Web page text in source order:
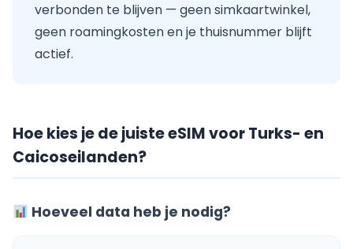
verbonden te blijven — geen simkaartwinkel,
geen roamingkosten en je thuisnummer blijft
actief.
Hoe kies je de juiste eSIM voor Turks- en
Caicoseilanden?
Hoeveel data heb je nodig?